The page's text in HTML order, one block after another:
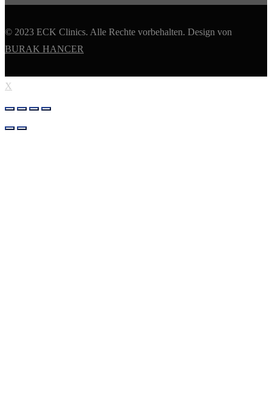
© 2023 ECK Clinics. Alle Rechte vorbehalten. Design von
BURAK HANCER
X